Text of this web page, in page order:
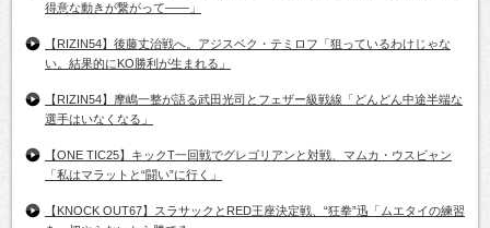
得意な動きが繋がって――」
【RIZIN54】後藤丈治戦へ。アジスベク・テミロフ「狙っているわけじゃな
い。結果的にKO勝利が生まれる」
【RIZIN54】摩嶋一整が語る武田光司とフェザー級戦線「どんどん中途半端な
選手はいなくなる」
【ONE TIC25】キックT一回戦でグレゴリアンと対戦、マムカ・ウスビャン
「私はマラットと“闘い”に行く」
【KNOCK OUT67】スラサックとRED王座決定戦、“狂拳”迅「ムエタイの練習